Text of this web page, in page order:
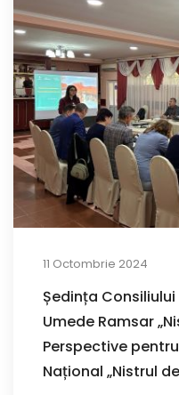
11 Octombrie 2024
Ședința
Umede Ramsar
Perspective
Național „Nistrul